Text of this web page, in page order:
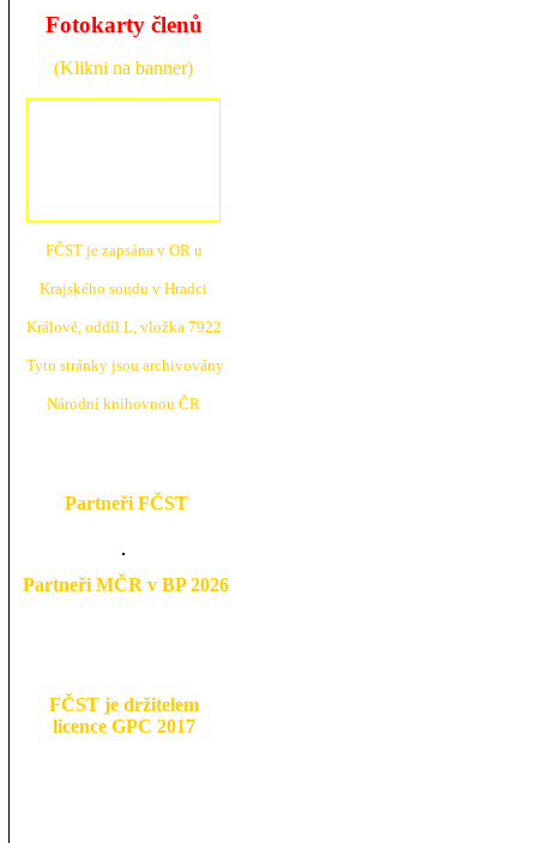
Fotokarty členů
(Klikni na banner)
FČST je zapsána v OR u
Krajského soudu v Hradci
Králové, oddíl L, vložka 7922
Tyto stránky jsou archivovány
Národní knihovnou ČR
Partneři FČST
Partneři MČR v BP 2026
FČST je držitelem
licence GPC 2017